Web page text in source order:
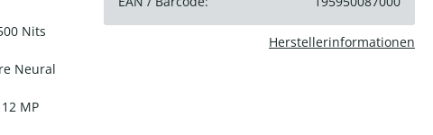
Nits
Neural
MP
Herstellerinformationen